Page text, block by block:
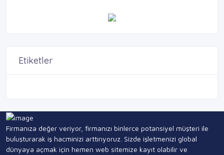
Etiketler
Firmanıza değer veriyor, firmanızı binlerce potansiyel müşteri ile
buluşturarak iş hacminizi arttırıyoruz. Sizde işletmenizi global
dünyaya açmak için hemen web sitemize kayıt olabilir ve